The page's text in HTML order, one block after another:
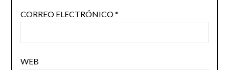
CORREO ELECTRÓNICO*
WEB